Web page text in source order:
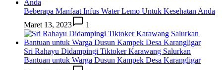
Beberapa Manfaat Infus Water Lemo Untuk Kesehatan Anda
Maret 13, 2023
1
Sri Rahayu Didampingi Tiktoker Karawang Salurkan
Bantuan untuk Warga Dusun Kampek Desa Karangligar